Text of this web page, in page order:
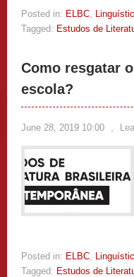
Posted in: ELBC,
Tagged: Estudos de
Como resgatar
escola?
June 28, 2019 10:00 ,
Posted in: ELBC,
Tagged: Estudos de